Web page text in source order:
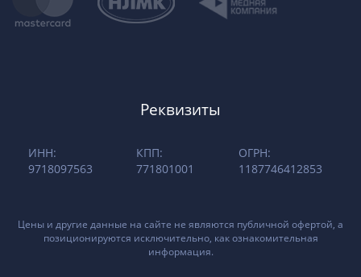
Реквизиты
ИНН:
9718097563
КПП:
771801001
ОГРН:
1187746412853
Цены и другие данные на сайте не являются публичной офертой, а
позиционируются исключительно, как ознакомительная
информация.